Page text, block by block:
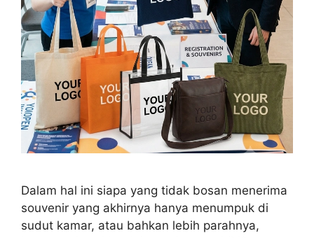
Dalam hal ini siapa yang tidak bosan menerima
souvenir yang akhirnya hanya menumpuk di
sudut kamar, atau bahkan lebih parahnya,